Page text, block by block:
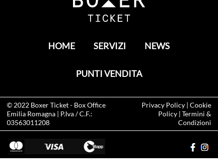
HOME SERVIZI NEWS
PUNTI VENDITA
© 2022 Boxer Ticket- Box Office
Emilia Romagna | P.Iva / C.F.:
03563011208
Privacy Policy| Cookie
Policy| Termini &
Condizioni